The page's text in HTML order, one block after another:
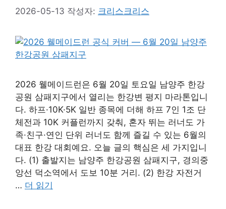
2026-05-13 작성자: 크리스크리스
2026 웰메이드런은 6월 20일 토요일 남양주 한강
공원 삼패지구에서 열리는 한강변 평지 마라톤입니
다. 하프·10K·5K 일반 종목에 더해 하프 7인 1조 단
체전과 10K 커플런까지 갖춰, 혼자 뛰는 러너도 가
족·친구·연인 단위 러너도 함께 즐길 수 있는 6월의
대표 한강 대회예요. 오늘 글의 핵심은 세 가지입니
다. (1) 출발지는 남양주 한강공원 삼패지구, 경의중
앙선 덕소역에서 도보 10분 거리. (2) 한강 자전거
… 더 읽기